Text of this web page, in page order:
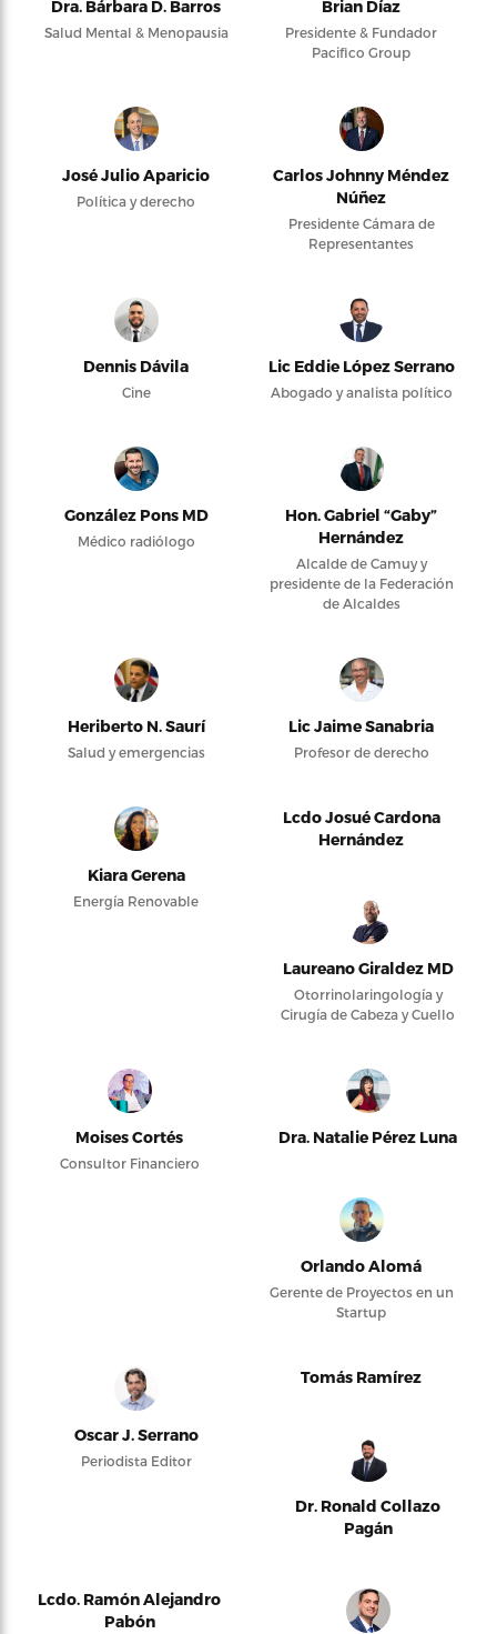
Dra. Bárbara D. Barros
Salud Mental & Menopausia
Brian Díaz
Presidente & Fundador
Pacifico Group
José Julio Aparicio
Política y derecho
Carlos Johnny Méndez
Núñez
Presidente Cámara de
Representantes
Dennis Dávila
Cine
Lic Eddie López Serrano
Abogado y analista político
González Pons MD
Médico radiólogo
Hon. Gabriel “Gaby”
Hernández
Alcalde de Camuy y
presidente de la Federación
de Alcaldes
Heriberto N. Saurí
Salud y emergencias
Lic Jaime Sanabria
Profesor de derecho
Kiara Gerena
Energía Renovable
Lcdo Josué Cardona
Hernández
Laureano Giraldez MD
Otorrinolaringología y
Cirugía de Cabeza y Cuello
Moises Cortés
Consultor Financiero
Dra. Natalie Pérez Luna
Orlando Alomá
Gerente de Proyectos en un
Startup
Oscar J. Serrano
Periodista Editor
Tomás Ramírez
Dr. Ronald Collazo
Pagán
Lcdo. Ramón Alejandro
Pabón